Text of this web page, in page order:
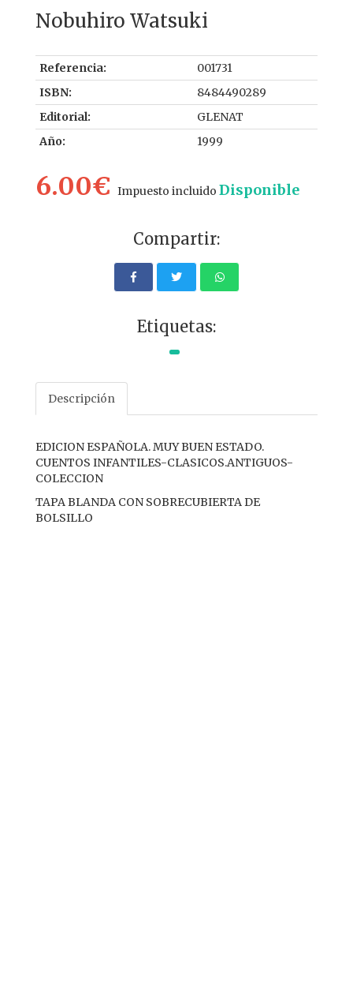
Nobuhiro Watsuki
Referencia:
001731
ISBN:
8484490289
Editorial:
GLENAT
Año:
1999
6.00€ Impuesto incluido Disponible
Compartir:
Etiquetas:
Descripción
EDICION ESPAÑOLA. MUY BUEN ESTADO.
CUENTOS INFANTILES-CLASICOS.ANTIGUOS-
COLECCION
TAPA BLANDA CON SOBRECUBIERTA DE
BOLSILLO